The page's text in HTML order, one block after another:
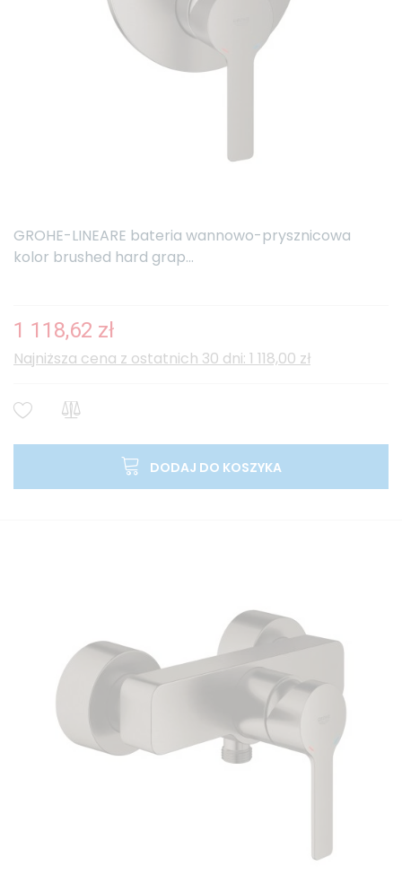
GROHE-LINEARE bateria wannowo-prysznicowa
kolor brushed hard grap...
1 118,62 zł
Najniższa cena z ostatnich 30 dni: 1 118,00 zł
DODAJ DO KOSZYKA